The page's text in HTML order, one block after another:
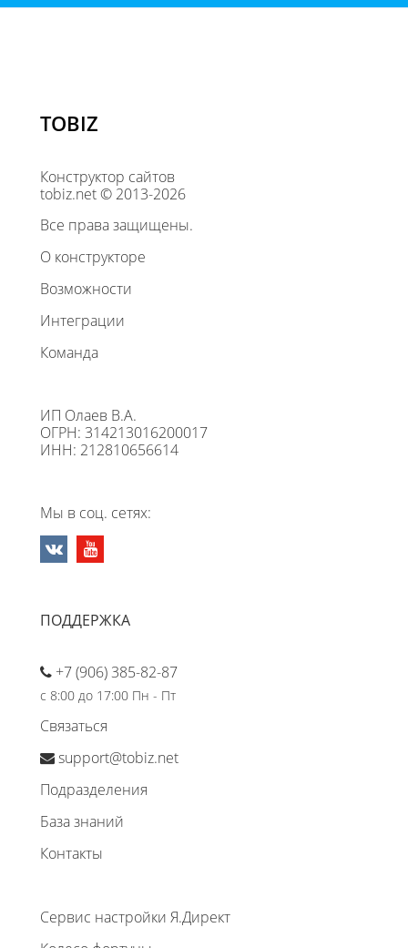
TOBIZ
Конструктор сайтов
tobiz.net © 2013-2026
Все права защищены.
О конструкторе
Возможности
Интеграции
Команда
ИП Олаев В.А.
ОГРН: 314213016200017
ИНН: 212810656614
Мы в соц. сетях:
ПОДДЕРЖКА
+7 (906) 385-82-87
с 8:00 до 17:00 Пн - Пт
Связаться
support@tobiz.net
Подразделения
База знаний
Контакты
Сервис настройки Я.Директ